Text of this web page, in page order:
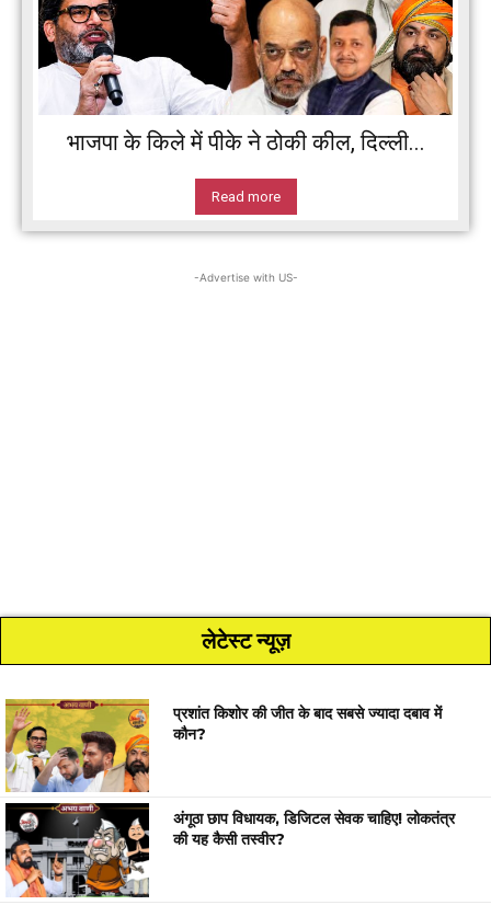
भाजपा के किले में पीके ने ठोकी कील, दिल्ली...
Read more
-Advertise with US-
लेटेस्ट न्यूज़
प्रशांत किशोर की जीत के बाद सबसे ज्यादा दबाव में
कौन?
अंगूठा छाप विधायक, डिजिटल सेवक चाहिए! लोकतंत्र
की यह कैसी तस्वीर?